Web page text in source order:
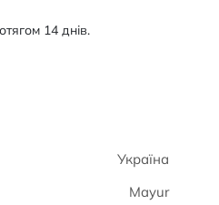
14 днів.
Україна
Mayur